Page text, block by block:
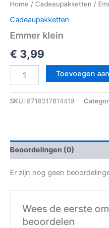
Home / Cadeaupakketten /
Cadeaupakketten
Emmer klein
€ 3,99
Toevoegen
SKU: 8718317814419
Beoordelingen (0)
Er zijn nog geen
Wees de eerste
beoordelen